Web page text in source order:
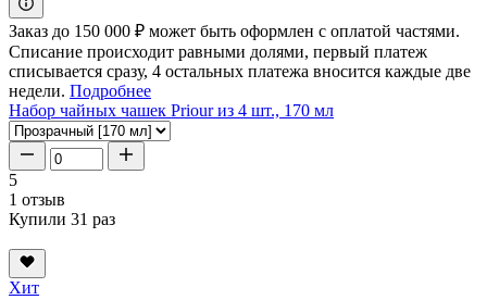
Заказ до 150 000 ₽ может быть оформлен с оплатой частями.
Списание происходит равными долями, первый платеж
списывается сразу, 4 остальных платежа вносится каждые две
недели. Подробнее
Набор чайных чашек Priour из 4 шт., 170 мл
5
1 отзыв
Купили 31 раз
Хит